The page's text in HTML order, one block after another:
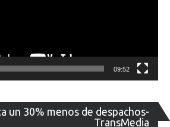
09:52
un 30% menos de despachos-
TransMedia
de